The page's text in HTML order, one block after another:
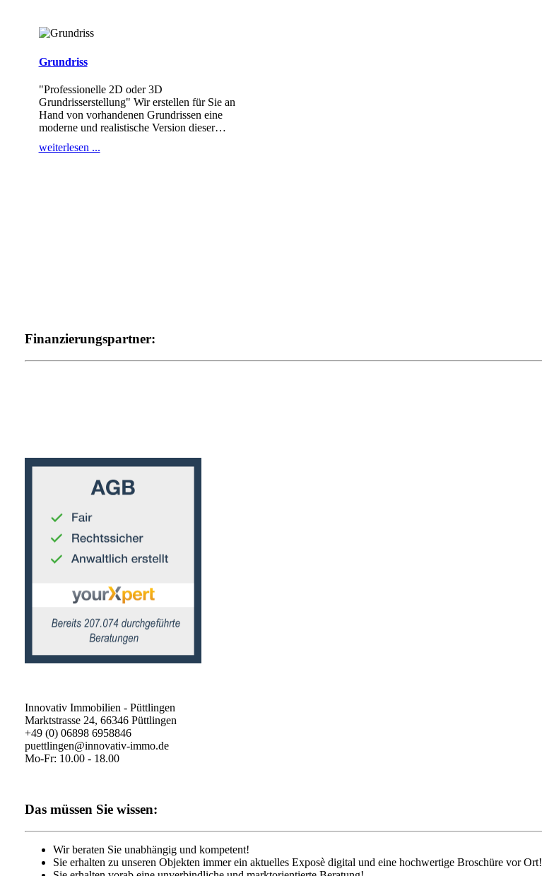
Grundriss
"Professionelle 2D oder 3D
Grundrisserstellung" Wir erstellen für Sie an
Hand von vorhandenen Grundrissen eine
moderne und realistische Version dieser…
weiterlesen ...
Finanzierungspartner:
Innovativ Immobilien - Püttlingen
Marktstrasse 24, 66346 Püttlingen
+49 (0) 06898 6958846
puettlingen@innovativ-immo.de
Mo-Fr: 10.00 - 18.00
Das müssen Sie wissen:
Wir beraten Sie unabhängig und kompetent!
Sie erhalten zu unseren Objekten immer ein aktuelles Exposè digital und eine hochwertige Broschüre vor Ort!